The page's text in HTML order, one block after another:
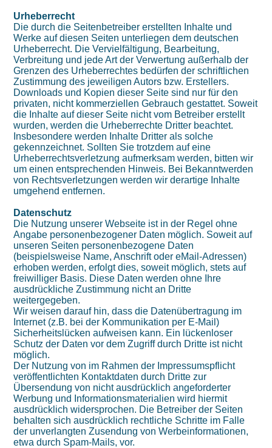
Urheberrecht
Die durch die Seitenbetreiber erstellten Inhalte und
Werke auf diesen Seiten unterliegen dem deutschen
Urheberrecht. Die Vervielfältigung, Bearbeitung,
Verbreitung und jede Art der Verwertung außerhalb der
Grenzen des Urheberrechtes bedürfen der schriftlichen
Zustimmung des jeweiligen Autors bzw. Erstellers.
Downloads und Kopien dieser Seite sind nur für den
privaten, nicht kommerziellen Gebrauch gestattet. Soweit
die Inhalte auf dieser Seite nicht vom Betreiber erstellt
wurden, werden die Urheberrechte Dritter beachtet.
Insbesondere werden Inhalte Dritter als solche
gekennzeichnet. Sollten Sie trotzdem auf eine
Urheberrechtsverletzung aufmerksam werden, bitten wir
um einen entsprechenden Hinweis. Bei Bekanntwerden
von Rechtsverletzungen werden wir derartige Inhalte
umgehend entfernen.
Datenschutz
Die Nutzung unserer Webseite ist in der Regel ohne
Angabe personenbezogener Daten möglich. Soweit auf
unseren Seiten personenbezogene Daten
(beispielsweise Name, Anschrift oder eMail-Adressen)
erhoben werden, erfolgt dies, soweit möglich, stets auf
freiwilliger Basis. Diese Daten werden ohne Ihre
ausdrückliche Zustimmung nicht an Dritte
weitergegeben.
Wir weisen darauf hin, dass die Datenübertragung im
Internet (z.B. bei der Kommunikation per E-Mail)
Sicherheitslücken aufweisen kann. Ein lückenloser
Schutz der Daten vor dem Zugriff durch Dritte ist nicht
möglich.
Der Nutzung von im Rahmen der Impressumspflicht
veröffentlichten Kontaktdaten durch Dritte zur
Übersendung von nicht ausdrücklich angeforderter
Werbung und Informationsmaterialien wird hiermit
ausdrücklich widersprochen. Die Betreiber der Seiten
behalten sich ausdrücklich rechtliche Schritte im Falle
der unverlangten Zusendung von Werbeinformationen,
etwa durch Spam-Mails, vor.